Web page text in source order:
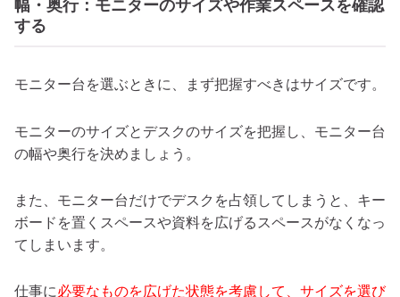
幅・奥行：モニターのサイズや作業スペースを確認
する
モニター台を選ぶときに、まず把握すべきはサイズです。
モニターのサイズとデスクのサイズを把握し、モニター台
の幅や奥行を決めましょう。
また、モニター台だけでデスクを占領してしまうと、キー
ボードを置くスペースや資料を広げるスペースがなくなっ
てしまいます。
仕事に必要なものを広げた状態を考慮して、サイズを選び